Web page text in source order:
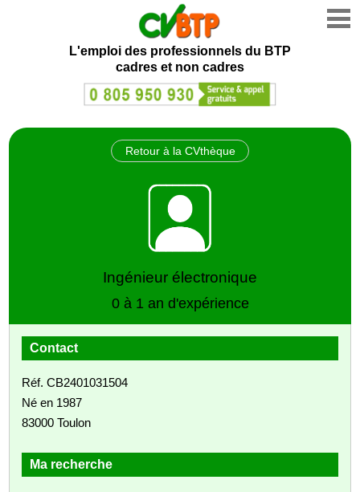
L'emploi des professionnels du BTP
cadres et non cadres
Retour à la CVthèque
Ingénieur électronique
0 à 1 an d'expérience
Contact
Réf. CB2401031504
Né en 1987
83000 Toulon
Ma recherche